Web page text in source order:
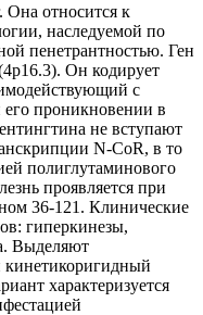
Она относится к
наследуемой по
пенетрантностью. Ген
Он кодирует
с
проникновении в
не вступают
N-CoR, в то
полиглутаминового
проявляется при
36-121. Клинические
гиперкинезы,
Выделяют
кинетикоригидный
характеризуется